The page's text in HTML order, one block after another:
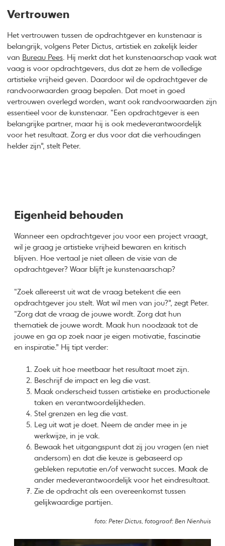
Vertrouwen
Het vertrouwen tussen de opdrachtgever en kunstenaar is
belangrijk, volgens Peter Dictus, artistiek en zakelijk leider
van Bureau Pees . Hij merkt dat het kunstenaarschap vaak wat
vaag is voor opdrachtgevers, dus dat ze hem de volledige
artistieke vrijheid geven. Daardoor wil de opdrachtgever de
randvoorwaarden graag bepalen. Dat moet in goed
vertrouwen overlegd worden, want ook randvoorwaarden zijn
essentieel voor de kunstenaar. “Een opdrachtgever is een
belangrijke partner, maar hij is ook medeverantwoordelijk
voor het resultaat. Zorg er dus voor dat die verhoudingen
helder zijn”, stelt Peter.
Eigenheid behouden
Wanneer een opdrachtgever jou voor een project vraagt,
wil je graag je artistieke vrijheid bewaren en kritisch
blijven. Hoe vertaal je niet alleen de visie van de
opdrachtgever? Waar blijft je kunstenaarschap?
“Zoek allereerst uit wat de vraag betekent die een
opdrachtgever jou stelt. Wat wil men van jou?”, zegt Peter.
“Zorg dat de vraag de jouwe wordt. Zorg dat hun
thematiek de jouwe wordt. Maak hun noodzaak tot de
jouwe en ga op zoek naar je eigen motivatie, fascinatie
en inspiratie.” Hij tipt verder:
Zoek uit hoe meetbaar het resultaat moet zijn.
Beschrijf de impact en leg die vast.
Maak onderscheid tussen artistieke en productionele
taken en verantwoordelijkheden.
Stel grenzen en leg die vast.
Leg uit wat je doet. Neem de ander mee in je
werkwijze, in je vak.
Bewaak het uitgangspunt dat zij jou vragen (en niet
andersom) en dat die keuze is gebaseerd op
gebleken reputatie en/of verwacht succes. Maak de
ander medeverantwoordelijk voor het eindresultaat.
Zie de opdracht als een overeenkomst tussen
gelijkwaardige partijen.
foto: Peter Dictus, fotograaf: Ben Nienhuis